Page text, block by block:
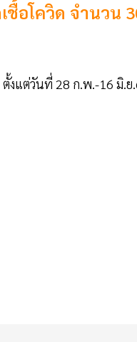
อโควิด จำนวน
ตั้งแต่วันที่ 28 ก.พ.-16 มิ.